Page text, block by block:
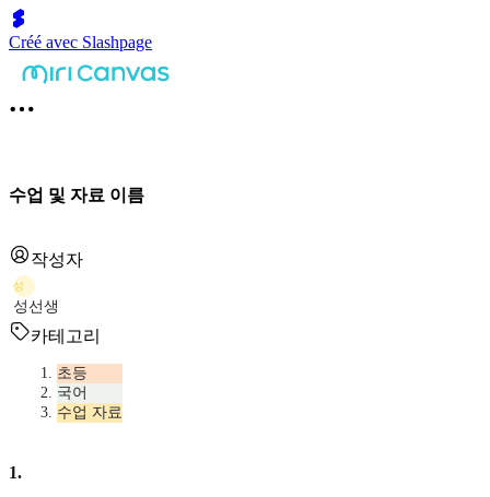
Créé avec Slashpage
수업 및 자료 이름
작성자
성
성선생
카테고리
초등
국어
수업 자료
1.